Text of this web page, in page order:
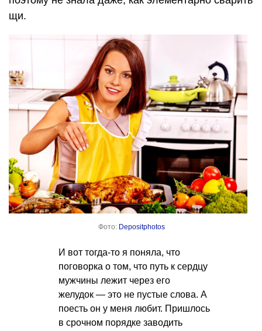
щи.
Фото: Depositphotos
И вот тогда-то я поняла, что
поговорка о том, что путь к сердцу
мужчины лежит через его
желудок — это не пустые слова. А
поесть он у меня любит. Пришлось
в срочном порядке заводить